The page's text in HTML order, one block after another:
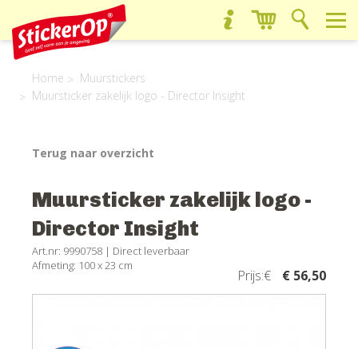
Home
Muurstickers
Muursticker zakelijk logo - Director Insight
Terug naar overzicht
Muursticker zakelijk logo -
Director Insight
Art.nr: 9990758 | Direct leverbaar
Afmeting: 100 x 23 cm
Prijs:€ € 56,50